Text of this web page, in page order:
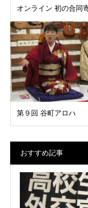
オンライン 初の合同
第９回 谷町アロハ
おすすめ記事